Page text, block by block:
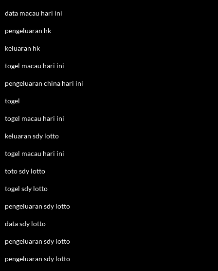
data macau hari ini
pengeluaran hk
keluaran hk
togel macau hari ini
pengeluaran china hari ini
togel
togel macau hari ini
keluaran sdy lotto
togel macau hari ini
toto sdy lotto
togel sdy lotto
pengeluaran sdy lotto
data sdy lotto
pengeluaran sdy lotto
pengeluaran sdy lotto